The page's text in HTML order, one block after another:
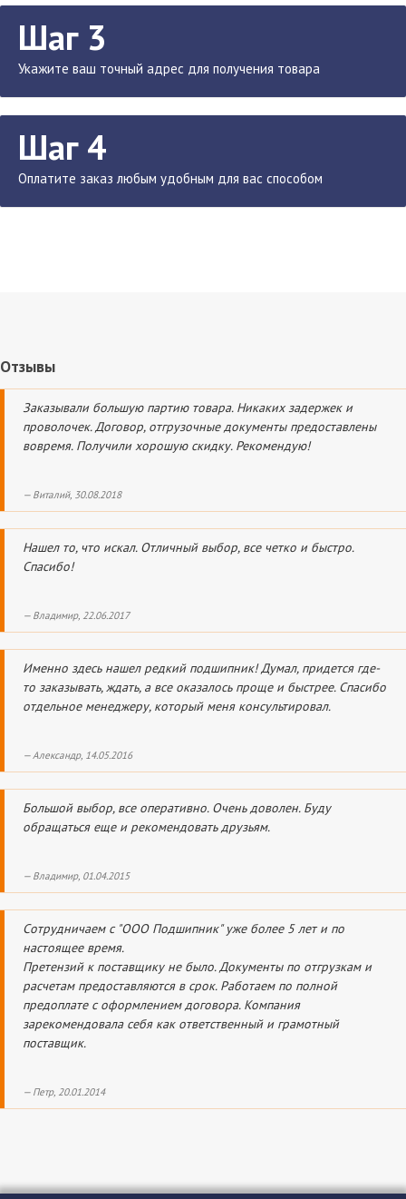
Шаг 3
Укажите ваш точный адрес для получения товара
Шаг 4
Оплатите заказ любым удобным для вас способом
Отзывы
Заказывали большую партию товара. Никаких задержек и
проволочек. Договор, отгрузочные документы предоставлены
вовремя. Получили хорошую скидку. Рекомендую!
Виталий, 30.08.2018
Нашел то, что искал. Отличный выбор, все четко и быстро.
Спасибо!
Владимир, 22.06.2017
Именно здесь нашел редкий подшипник! Думал, придется где-
то заказывать, ждать, а все оказалось проще и быстрее. Спасибо
отдельное менеджеру, который меня консультировал.
Александр, 14.05.2016
Большой выбор, все оперативно. Очень доволен. Буду
обращаться еще и рекомендовать друзьям.
Владимир, 01.04.2015
Сотрудничаем с "ООО Подшипник" уже более 5 лет и по
настоящее время.
Претензий к поставщику не было. Документы по отгрузкам и
расчетам предоставляются в срок. Работаем по полной
предоплате с оформлением договора. Компания
зарекомендовала себя как ответственный и грамотный
поставщик.
Петр, 20.01.2014